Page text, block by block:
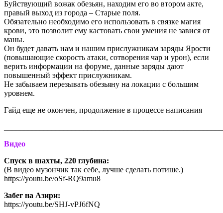
Буйствующий вожак обезьян, находим его во втором акте,
правый выход из города – Старые поля.
Обязательно необходимо его использовать в связке магия
крови, это позволит ему кастовать свои умения не завися от
маны.
Он будет давать нам и нашим прислужникам заряды Ярости
(повышающие скорость атаки, сотворения чар и урон), если
верить информации на форуме, данные заряды дают
повышенный эффект прислужникам.
Не забываем перезывать обезьяну на локации с большим
уровнем.
Гайд еще не окончен, продолжение в процессе написания
Видео
Спуск в шахты, 220 глубина:
(В видео музончик так себе, лучше сделать потише.)
https://youtu.be/oSf-RQ9amu8
Забег на Азири:
https://youtu.be/SHJ-vPJ6fNQ